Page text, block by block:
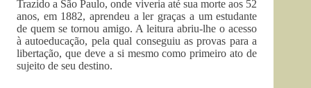
Trazido a São Paulo, onde viveria até sua morte aos 52
anos, em 1882, aprendeu a ler graças a um estudante
de quem se tornou amigo. A leitura abriu-lhe o acesso
à autoeducação, pela qual conseguiu as provas para a
libertação, que deve a si mesmo como primeiro ato de
sujeito de seu destino.